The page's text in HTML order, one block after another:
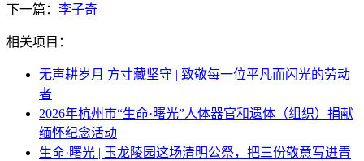
下一篇： 李子奇
相关项目：
无声耕岁月 方寸藏坚守 | 致敬每一位平凡而闪光的劳动
者
2026年杭州市“生命·曙光”人体器官和遗体（组织）捐献
缅怀纪念活动
生命·曙光 | 玉龙陵园这场清明公祭，把三份敬意写进青